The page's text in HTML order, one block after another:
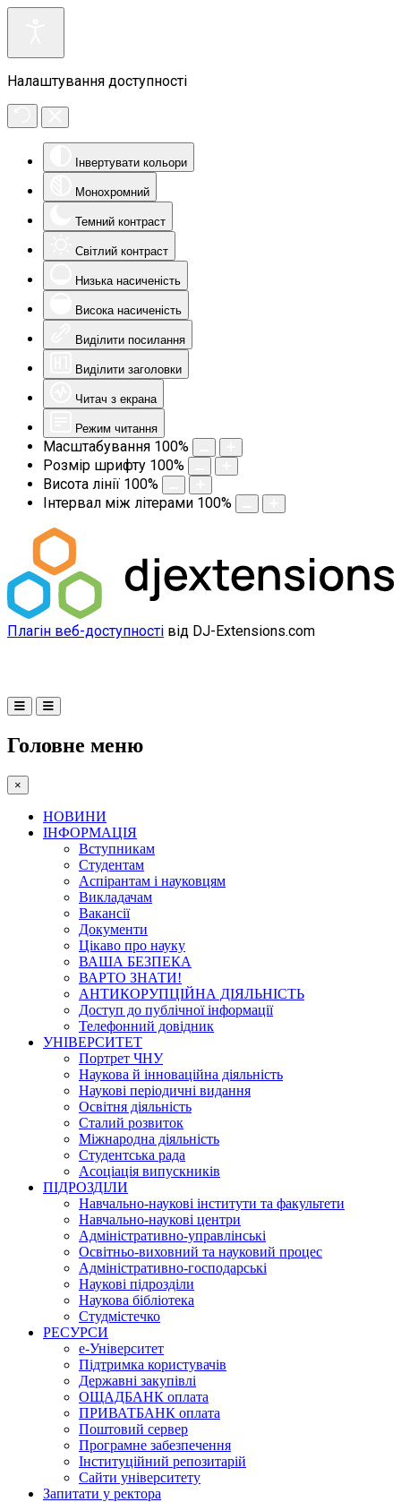
Налаштування доступності
Інвертувати кольори
Монохромний
Темний контраст
Світлий контраст
Низька насиченість
Висока насиченість
Виділити посилання
Виділити заголовки
Читач з екрана
Режим читання
Масштабування 100%
Розмір шрифту 100%
Висота лінії 100%
Інтервал між літерами 100%
Плагін веб-доступності від DJ-Extensions.com
Головне меню
×
НОВИНИ
ІНФОРМАЦІЯ
Вступникам
Студентам
Аспірантам і науковцям
Викладачам
Вакансії
Документи
Цікаво про науку
ВАША БЕЗПЕКА
ВАРТО ЗНАТИ!
АНТИКОРУПЦІЙНА ДІЯЛЬНІСТЬ
Доступ до публічної інформації
Телефонний довідник
УНІВЕРСИТЕТ
Портрет ЧНУ
Наукова й інноваційна діяльність
Наукові періодичні видання
Освітня діяльність
Сталий розвиток
Міжнародна діяльність
Студентська рада
Асоціація випускників
ПІДРОЗДІЛИ
Навчально-наукові інститути та факультети
Навчально-наукові центри
Адміністративно-управлінські
Освітньо-виховний та науковий процес
Адміністративно-господарські
Наукові підрозділи
Наукова бібліотека
Студмістечко
РЕСУРСИ
е-Університет
Підтримка користувачів
Державні закупівлі
ОЩАДБАНК оплата
ПРИВАТБАНК оплата
Поштовий сервер
Програмне забезпечення
Інституційний репозитарій
Сайти університету
Запитати у ректора